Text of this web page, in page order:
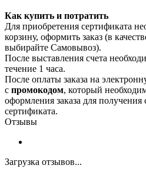
Как купить и потратить
Для приобретения сертификата
корзину, оформить заказ (в
выбирайте Самовывоз).
После выставления счета
течение 1 часа.
После оплаты заказа на
с промокодом, который
оформления заказа для
сертификата.
Отзывы
Загрузка отзывов...